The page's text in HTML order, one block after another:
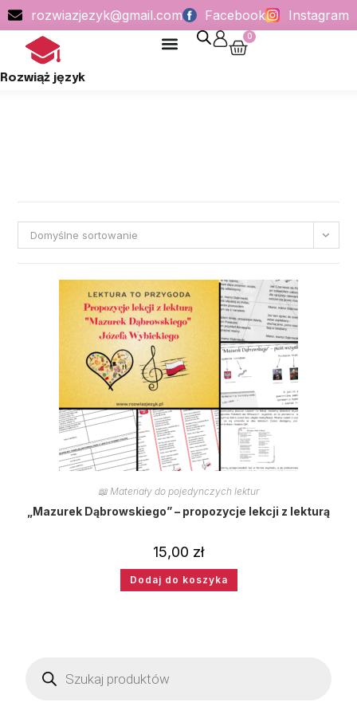
rozwiazjezyk@gmail.com Facebook Instagram
Rozwiąż język
0
Domyślne sortowanie
📖 Materiały do pojedynczych lektur
„Mazurek Dąbrowskiego” – propozycje lekcji z lekturą
15,00 zł
Dodaj do koszyka